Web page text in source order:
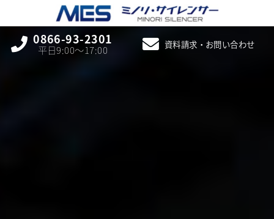
0866-93-2301
平日9:00〜17:00 資料請求・お問い合わせ